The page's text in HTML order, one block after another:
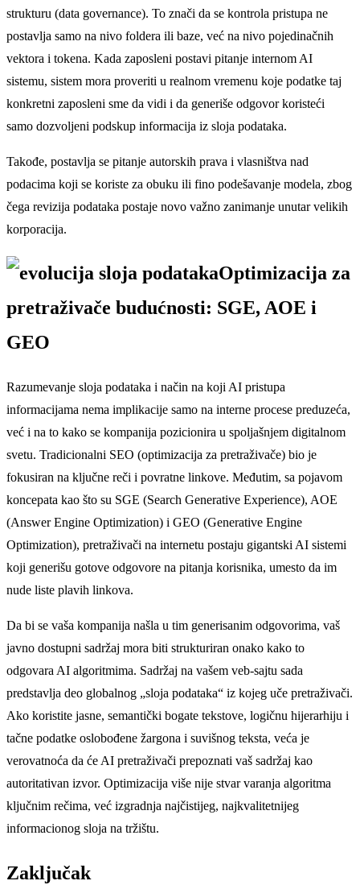
strukturu (data governance). To znači da se kontrola pristupa ne
postavlja samo na nivo foldera ili baze, već na nivo pojedinačnih
vektora i tokena. Kada zaposleni postavi pitanje internom AI
sistemu, sistem mora proveriti u realnom vremenu koje podatke taj
konkretni zaposleni sme da vidi i da generiše odgovor koristeći
samo dozvoljeni podskup informacija iz sloja podataka.
Takođe, postavlja se pitanje autorskih prava i vlasništva nad
podacima koji se koriste za obuku ili fino podešavanje modela, zbog
čega revizija podataka postaje novo važno zanimanje unutar velikih
korporacija.
Optimizacija za
pretraživače budućnosti: SGE, AOE i
GEO
Razumevanje sloja podataka i način na koji AI pristupa
informacijama nema implikacije samo na interne procese preduzeća,
već i na to kako se kompanija pozicionira u spoljašnjem digitalnom
svetu. Tradicionalni SEO (optimizacija za pretraživače) bio je
fokusiran na ključne reči i povratne linkove. Međutim, sa pojavom
koncepata kao što su SGE (Search Generative Experience), AOE
(Answer Engine Optimization) i GEO (Generative Engine
Optimization), pretraživači na internetu postaju gigantski AI sistemi
koji generišu gotove odgovore na pitanja korisnika, umesto da im
nude liste plavih linkova.
Da bi se vaša kompanija našla u tim generisanim odgovorima, vaš
javno dostupni sadržaj mora biti strukturiran onako kako to
odgovara AI algoritmima. Sadržaj na vašem veb-sajtu sada
predstavlja deo globalnog „sloja podataka“ iz kojeg uče pretraživači.
Ako koristite jasne, semantički bogate tekstove, logičnu hijerarhiju i
tačne podatke oslobođene žargona i suvišnog teksta, veća je
verovatnoća da će AI pretraživači prepoznati vaš sadržaj kao
autoritativan izvor. Optimizacija više nije stvar varanja algoritma
ključnim rečima, već izgradnja najčistijeg, najkvalitetnijeg
informacionog sloja na tržištu.
Zaključak